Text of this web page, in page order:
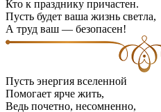
Кто к празднику причастен.
Пусть будет ваша жизнь светла,
А труд ваш — безопасен!
Пусть энергия вселенной
Помогает ярче жить,
Ведь почетно, несомненно,